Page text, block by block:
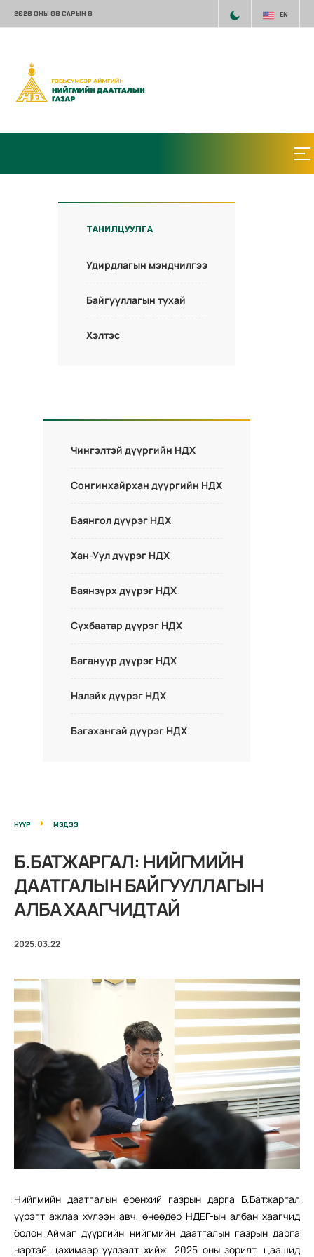
2026 ОНЫ 08 САРЫН 8 EN
ТАНИЛЦУУЛГА
Удирдлагын мэндчилгээ
Байгууллагын тухай
Хэлтэс
Чингэлтэй дүүргийн НДХ
Сонгинхайрхан дүүргийн НДХ
Баянгол дүүрэг НДХ
Хан-Уул дүүрэг НДХ
Баянзүрх дүүрэг НДХ
Сүхбаатар дүүрэг НДХ
Багануур дүүрэг НДХ
Налайх дүүрэг НДХ
Багахангай дүүрэг НДХ
НҮҮР МЭДЭЭ
Б.БАТЖАРГАЛ: НИЙГМИЙН
ДААТГАЛЫН БАЙГУУЛЛАГЫН
АЛБА ХААГЧИДТАЙ
2025.03.22
Нийгмийн даатгалын ерөнхий газрын дарга Б.Батжаргал
үүрэгт ажлаа хүлээн авч, өнөөдөр НДЕГ-ын албан хаагчид
болон Аймаг дүүргийн нийгмийн даатгалын газрын дарга
нартай цахимаар уулзалт хийж, 2025 оны зорилт, цаашид